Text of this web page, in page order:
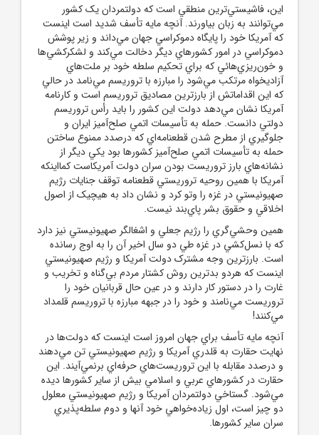
اين، فاشيستي‌ترين منطقي است که دولتمردان يک کشور
مي‌توانند به زبان بياورند. آنچه مايه تأسف شديد است اينست
که آمريکا خود را پايگاه دموکراسي جهان مي‌داند و زير پوشش
دموکراسي در امور کشورهاي ديگر دخالت مي‌کند و لشکرکشي‌ها
و خون‌ريزي‌هائي که براي تحکيم سلطه خود بر ملت‌هاي
آزاديخواه مرتکب مي‌شود را مبارزه با تروريسم مي‌نامد در حالي
که اين اقداماتش از بارزترين مصاديق تروريسم است و کارنامه
آمريکا نشان مي‌دهد دولت اين کشور را بايد رأس تروريسم
دولتي دانست. حمله به تأسيسات اتمي صلح‌آميز ايران و
جلوگيري از مطرح شدن قطعنامه‌اي که درصدد ممنوع ساختن
حمله به تأسيسات اتمي صلح‌آميز کشورها بود يکي ديگر از
نشانه‌هاي بارز تروريست بودن سران دولت آمريکاست کمااينکه
آمريکا با همين روحيه تروريستي قطعنامه توقف جنايات رژيم
صهيونيستي در غزه را وتو کرد و نشان داد به هيچيک از اصول
اخلاقي و حقوق بشر پاي‌بند نيست.
همين وحشي‌گري را رژيم جعلي و اشغالگر صهيونيستي نيز دارد
که با نسل‌کشي در غزه طي دو سال اخير آن را به اوج رسانده
است. بارزترين وجه مشترک دولت آمريکا و رژيم صهيونيستي
اينست که هردو بدترين روش کشتار مردم بي‌گناه و تخريب و
غارت را در دستور کار دارند و در عين حال قربانيان خود را
تروريست مي‌نامند و خود را در جبهه مبارزه با تروريسم قلمداد
مي‌کنند!
آنچه مايه تأسف براي جهان امروز است اينست که دولت‌ها در
نهايت حقارت به قلدري آمريکا و رژيم صهيونيستي تن مي‌دهند
و درصدد مقابله با اين تروريست‌هاي حرفه‌اي برنمي‌آيند. اين
حقارت در کشورهاي عربي و اسلامي بيش از ساير کشورها ديده
مي‌شود. گستاخي دولتمردان آمريکا و رژيم صهيونيستي معلول
دو چيز است، اول زياده‌خواهي خود آنها و دوم سلطه‌پذيري
سران ساير کشورها.